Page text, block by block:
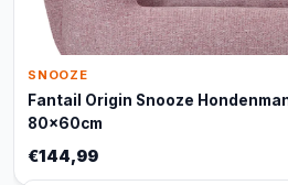
SNOOZE
Fantail Origin Snooze
80x60cm
€144,99